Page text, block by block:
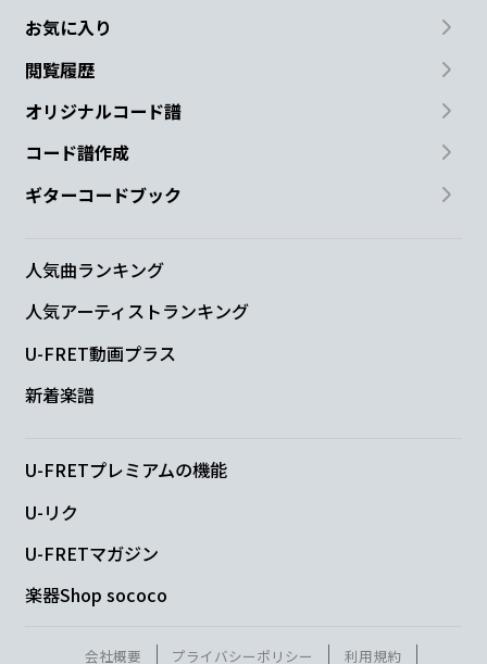
影 法師が どれだけ
Bm7 E7
夕日は 同じ色
えい やー!ってさ
怒られてたりした
E7
お気に入り
閲覧履歴
オリジナルコード譜
コード譜作成
ギターコードブック
人気曲ランキング
人気アーティストランキング
U-FRET動画プラス
新着楽譜
U-FRETプレミアムの機能
U-リク
U-FRETマガジン
楽器Shop sococo
会社概要 プライバシーポリシー 利用規約